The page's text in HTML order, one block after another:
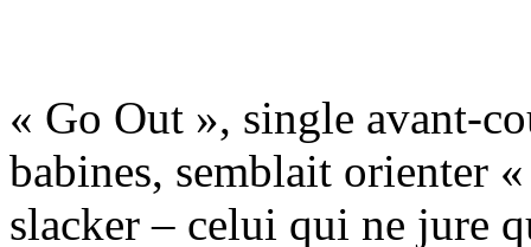
« Go Out », single avant-
babines, semblait orienter
slacker – celui qui ne jure